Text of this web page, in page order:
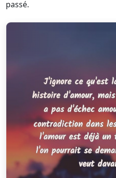
passé.